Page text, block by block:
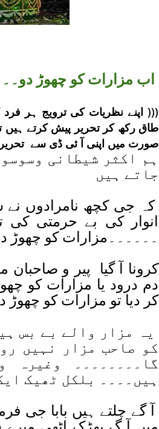
اب مزارات کو چھوڑ
((( اپنے نظریات کی ترویج ہر
طاق رکھ کر تحریر پیش کرتے ہیں
صورت میں اپنی آ ئی ڈی سے
ہم اکثر شیطانی
جاتے ہیں
کہ جی کچھ نامرادوں نے
انوار کی بے حرمتی کی
۔۔۔۔۔۔مزارات کو چھوڑ
کرونا آ گیا پیر و
دم درود یا مزارات کو
کر دیا تو مزارات کو چھوڑ
یہ مزار والے بے بس
کو صاحب مزار نہیں
گا۔۔۔۔۔۔۔۔
ہیں۔۔۔۔ بلکل ٹھیک
آ گے چلتے ہیں بابا جی